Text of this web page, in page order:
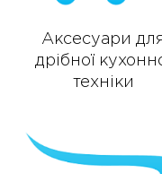
Аксесуари
дрібної
техніки